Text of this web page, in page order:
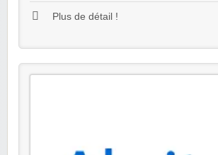
Plus de détail !